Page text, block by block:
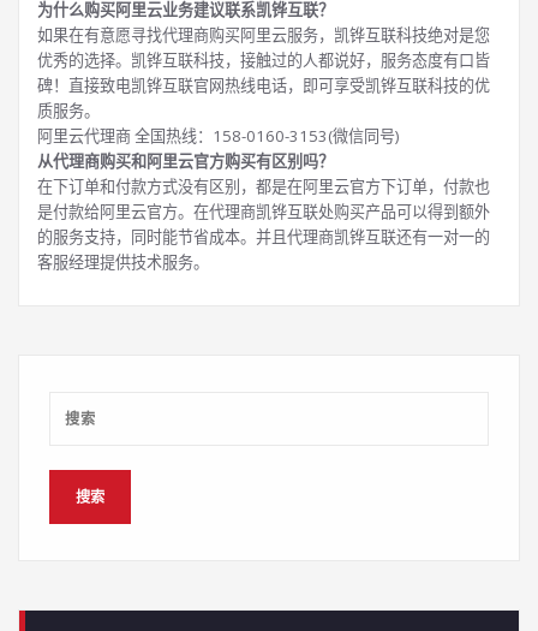
为什么购买阿里云业务建议联系凯铧互联？
如果在有意愿寻找代理商购买阿里云服务，凯铧互联科技绝对是您
优秀的选择。凯铧互联科技，接触过的人都说好，服务态度有口皆
碑！直接致电凯铧互联官网热线电话，即可享受凯铧互联科技的优
质服务。
阿里云代理商 全国热线：158-0160-3153(微信同号)
从代理商购买和阿里云官方购买有区别吗？
在下订单和付款方式没有区别，都是在阿里云官方下订单，付款也
是付款给阿里云官方。在代理商凯铧互联处购买产品可以得到额外
的服务支持，同时能节省成本。并且代理商凯铧互联还有一对一的
客服经理提供技术服务。